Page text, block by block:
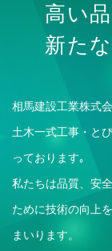
高い
新た
相馬建設工業株式
土木一式工事・と
っております｡
私たちは品質、安
ために技術の向上を
まいります。